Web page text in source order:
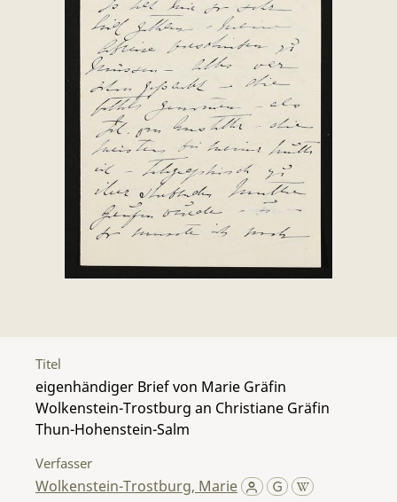
Titel
eigenhändiger Brief von Marie Gräfin
Wolkenstein-Trostburg an Christiane Gräfin
Thun-Hohenstein-Salm
Verfasser
Wolkenstein-Trostburg, Marie